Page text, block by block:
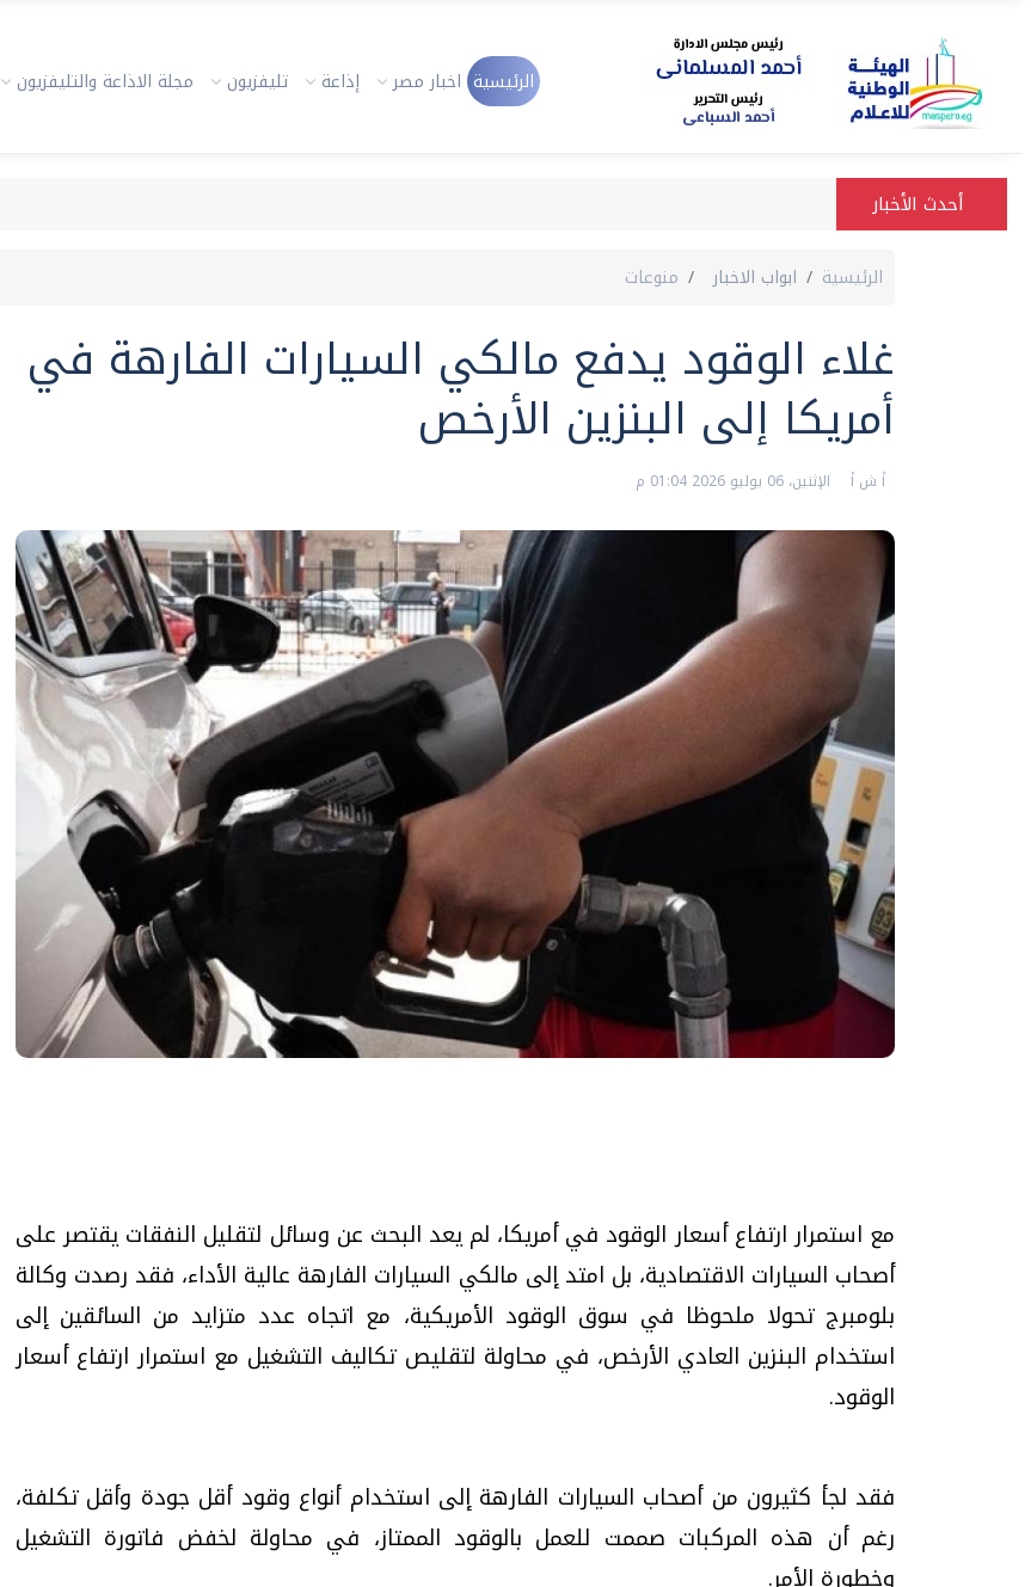
الرئيسية اخبار مصر إذاعة تليفزيون مجلة الاذاعة والتليفزيون
أحدث الأخبار
الرئيسية ابواب الاخبار منوعات
غلاء الوقود يدفع مالكي السيارات الفارهة في
أمريكا إلى البنزين الأرخص
أ ش أ الإثنين، 06 يوليو 2026 01:04 م
مع استمرار ارتفاع أسعار الوقود في أمريكا، لم يعد البحث عن وسائل لتقليل النفقات يقتصر على
أصحاب السيارات الاقتصادية، بل امتد إلى مالكي السيارات الفارهة عالية الأداء، فقد رصدت وكالة
بلومبرج تحولا ملحوظا في سوق الوقود الأمريكية، مع اتجاه عدد متزايد من السائقين إلى
استخدام البنزين العادي الأرخص، في محاولة لتقليص تكاليف التشغيل مع استمرار ارتفاع أسعار
الوقود.
فقد لجأ كثيرون من أصحاب السيارات الفارهة إلى استخدام أنواع وقود أقل جودة وأقل تكلفة،
رغم أن هذه المركبات صممت للعمل بالوقود الممتاز، في محاولة لخفض فاتورة التشغيل
وخطورة الأمر.
تحقيقات وحوارات
دليلك للتنسيق الجامعي .. تساؤلات
وإجابات
السبت، 01 اغسطس 2026 10:25 ص
تحقيقات وحوارات
فيديو.. الإعلام الرقمي.. تقنيات واعدة
وتحديات هائلة
الخميس، 30 يوليو 2026 01:09 م
تحقيقات وحوارات
موجات الطقس الساخنة.. لماذا تحدث وكيف